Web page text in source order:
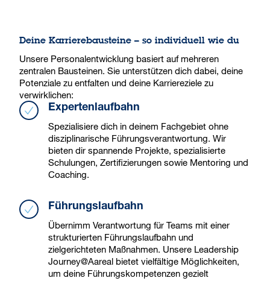
Deine Karrierebausteine – so individuell wie du
Unsere Personalentwicklung basiert auf mehreren
zentralen Bausteinen. Sie unterstützen dich dabei, deine
Potenziale zu entfalten und deine Karriereziele zu
verwirklichen:
Expertenlaufbahn
Spezialisiere dich in deinem Fachgebiet ohne
disziplinarische Führungsverantwortung. Wir
bieten dir spannende Projekte, spezialisierte
Schulungen, Zertifizierungen sowie Mentoring und
Coaching.
Führungslaufbahn
Übernimm Verantwortung für Teams mit einer
strukturierten Führungslaufbahn und
zielgerichteten Maßnahmen. Unsere Leadership
Journey@Aareal bietet vielfältige Möglichkeiten,
um deine Führungskompetenzen gezielt